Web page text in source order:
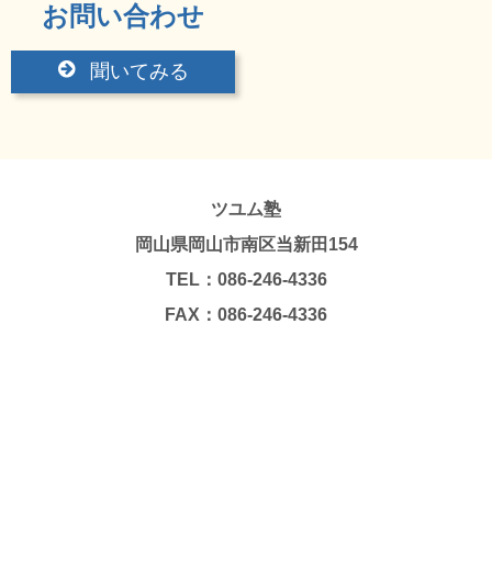
お問い合わせ
聞いてみる
ツユム塾
岡山県岡山市南区当新田154
TEL：086-246-4336
FAX：086-246-4336